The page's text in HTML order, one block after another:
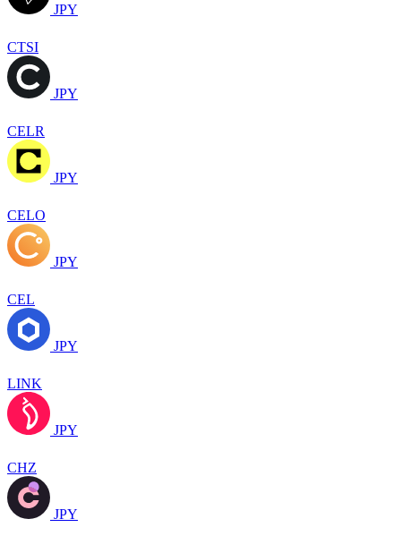
JPY
CTSI
JPY
CELR
JPY
CELO
JPY
CEL
JPY
LINK
JPY
CHZ
JPY